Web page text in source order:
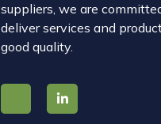
suppliers, we are
deliver services and
good quality.